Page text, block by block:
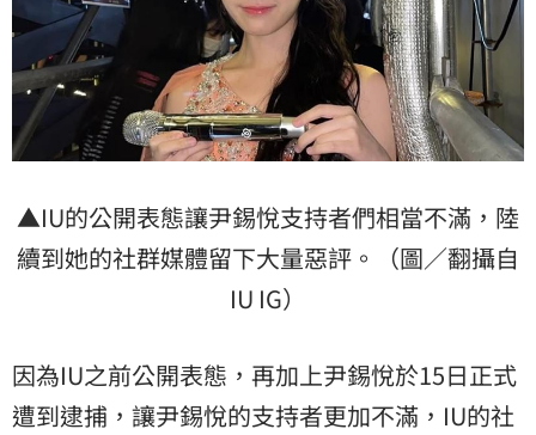
▲IU的公開表態讓尹錫悅支持者們相當不滿，陸
續到她的社群媒體留下大量惡評。（圖／翻攝自
IU IG）
因為IU之前公開表態，再加上尹錫悅於15日正式
遭到逮捕，讓尹錫悅的支持者更加不滿，IU的社